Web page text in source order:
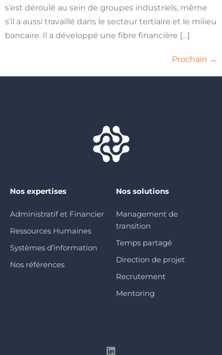
s’est déroulé au sein de groupes industriels, même
s’il a aussi travaillé dans le secteur tertiaire et le milieu
bancaire. Il a développé une fibre financière […]
Prochain →
Nos expertises
Administratif et Financier
Ressources Humaines
Systèmes d’information
Nos références
Nos solutions
Management de
transition
Temps partagé
Direction de projet
Recrutement
Mentoring